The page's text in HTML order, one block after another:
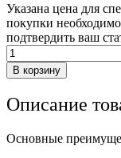
Указана цена для
покупки необходимо
подтвердить ваш
Количество
товара
Гель
фиксации
Unguisan
В корзину
Описание
Основные